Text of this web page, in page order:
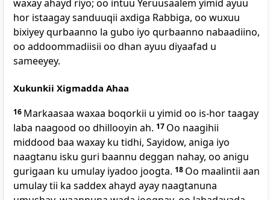
waxay ahayd riyo; oo intuu Yeruusaalem yimid ayuu
hor istaagay sanduuqii axdiga Rabbiga, oo wuxuu
bixiyey qurbaanno la gubo iyo qurbaanno nabaadiino,
oo addoommadiisii oo dhan ayuu diyaafad u
sameeyey.
Xukunkii Xigmadda Ahaa
16 Markaasaa waxaa boqorkii u yimid oo is-hor taagay
laba naagood oo dhillooyin ah. 17 Oo naagihii
middood baa waxay ku tidhi, Sayidow, aniga iyo
naagtanu isku guri baannu deggan nahay, oo anigu
gurigaan ku umulay iyadoo joogta. 18 Oo maalintii aan
umulay tii ka saddex ahayd ayay naagtanuna